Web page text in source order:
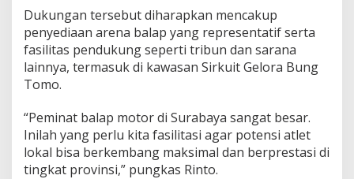
7
Dukungan tersebut diharapkan mencakup
penyediaan arena balap yang representatif serta
fasilitas pendukung seperti tribun dan sarana
lainnya, termasuk di kawasan Sirkuit Gelora Bung
Tomo.
“Peminat balap motor di Surabaya sangat besar.
Inilah yang perlu kita fasilitasi agar potensi atlet
lokal bisa berkembang maksimal dan berprestasi di
tingkat provinsi,” pungkas Rinto.